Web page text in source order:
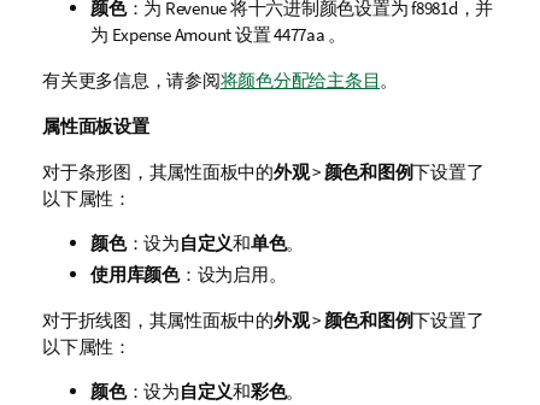
颜色：为 Revenue将十六进制颜色设置为f8981d ，并
为 Expense Amount设置4477aa 。
有关更多信息，请参阅将颜色分配给主条目。
属性面板设置
对于条形图，其属性面板中的外观>颜色和图例下设置了
以下属性：
颜色：设为自定义和单色。
使用库颜色：设为启用。
对于折线图，其属性面板中的外观>颜色和图例下设置了
以下属性：
颜色：设为自定义和彩色。